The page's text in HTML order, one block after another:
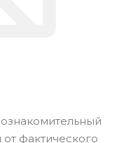
фактического